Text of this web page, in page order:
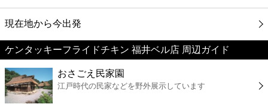
映画
美容
コンビニ
現在地から今出発
ケンタッキーフライドチキン 福井ベル店 周辺ガイド
おさごえ民家園
江戸時代の民家などを野外展示しています